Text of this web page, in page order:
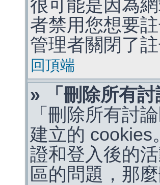
很可能是因為
者禁用您想要
管理者關閉了
回頂端
» 「刪除所有
「刪除所有討
建立的 cookies
證和登入後的
區的問題，那